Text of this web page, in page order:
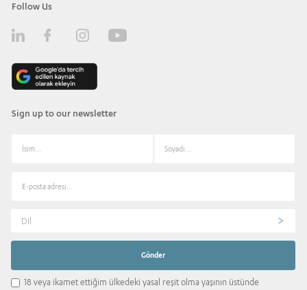
Follow Us
Sign up to our newsletter
Dil
18 veya ikamet ettiğim ülkedeki yasal reşit olma yaşının üstünde